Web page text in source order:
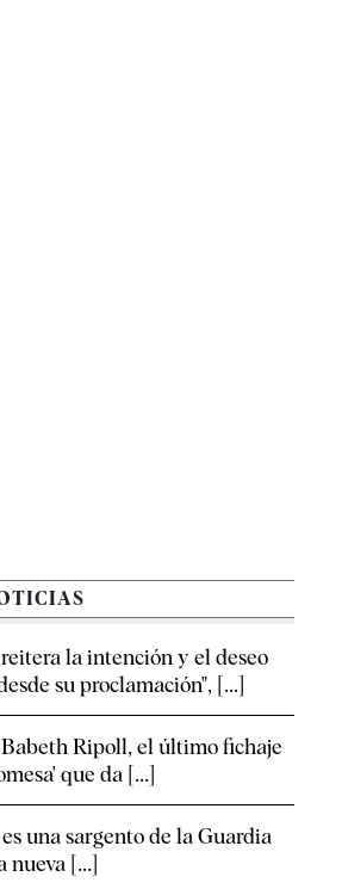
la intención y el deseo
su proclamación", [...]
Ripoll, el último fichaje
que da [...]
es una sargento de la Guardia
nueva [...]